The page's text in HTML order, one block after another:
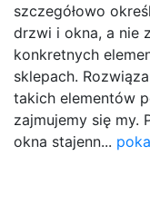
szczegółowo
drzwi i okna, a nie
konkretnych
sklepach.
takich elementów
zajmujemy się my.
okna stajenn...